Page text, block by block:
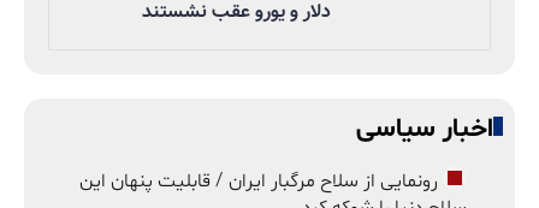
دلار و یورو عقب نشستند
اخبار سیاسی
رونمایی از سلاح مرگبار ایران / قابلیت پنهان این